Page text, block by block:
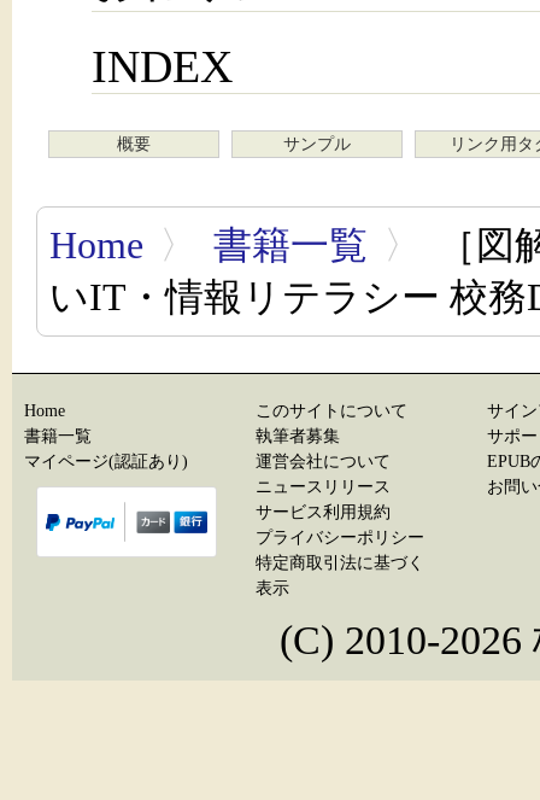
INDEX
概要 サンプル リンク用タ
Home 〉 書籍一覧 〉
［図
いIT・情報リテラシー 校
Home
書籍一覧
マイページ(認証あり)
このサイトについて
執筆者募集
運営会社について
ニュースリリース
サービス利用規約
プライバシーポリシー
特定商取引法に基づく
表示
サイ
サポ
EPUB
お問
(C) 2010-